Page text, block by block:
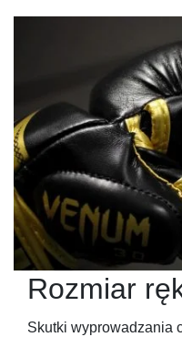
Rozmiar
Skutki wyprowadzania